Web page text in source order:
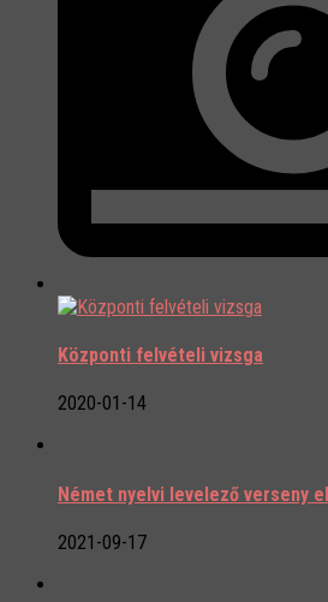
Központi felvételi vizsga
2020-01-14
Német nyelvi levelező verseny
2021-09-17